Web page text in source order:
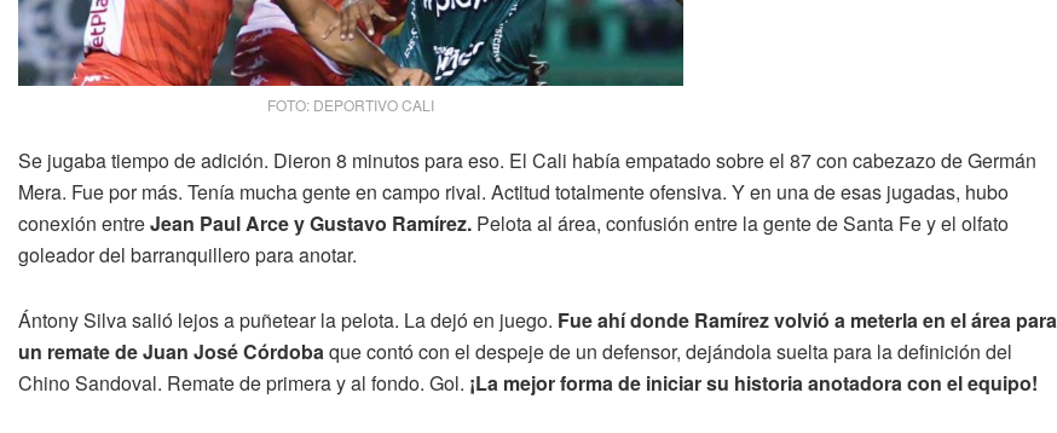
FOTO: DEPORTIVO CALI
Se jugaba tiempo de adición. Dieron 8 minutos para eso. El Cali había empatado sobre el 87 con cabezazo de Germán
Mera. Fue por más. Tenía mucha gente en campo rival. Actitud totalmente ofensiva. Y en una de esas jugadas, hubo
conexión entreJean Paul Arce y Gustavo Ramírez. Pelota al área, confusión entre la gente de Santa Fe y el olfato
goleador del barranquillero para anotar.
Ántony Silva salió lejos a puñetear la pelota. La dejó en juego. Fue ahí donde Ramírez volvió a meterla en el área para
un remate de Juan José Córdoba que contó con el despeje de un defensor, dejándola suelta para la definición del
Chino Sandoval. Remate de primera y al fondo. Gol. ¡La mejor forma de iniciar su historia anotadora con el equipo!